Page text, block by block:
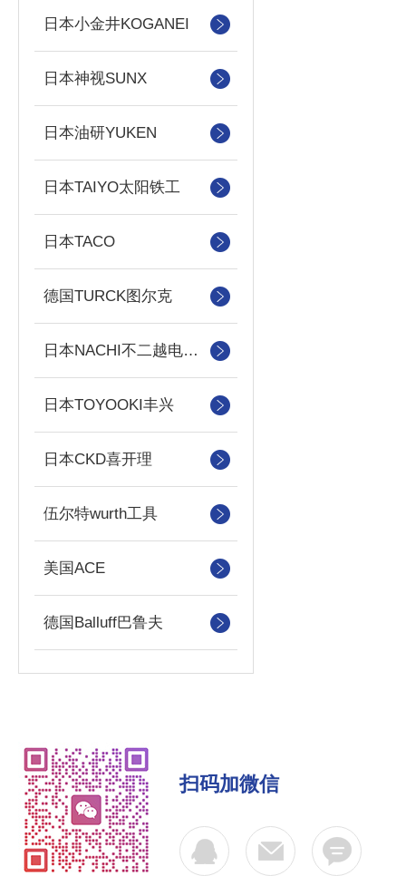
日本小金井KOGANEI
日本神视SUNX
日本油研YUKEN
日本TAIYO太阳铁工
日本TACO
德国TURCK图尔克
日本NACHI不二越电磁阀/泵
日本TOYOOKI丰兴
日本CKD喜开理
伍尔特wurth工具
美国ACE
德国Balluff巴鲁夫
扫码加微信